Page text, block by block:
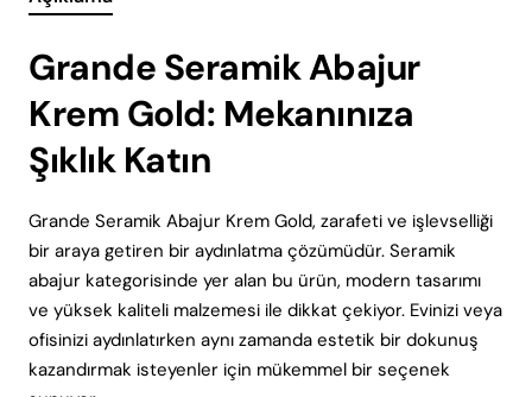
Grande Seramik Abajur
Krem Gold: Mekanınıza
Şıklık Katın
Grande Seramik Abajur Krem Gold, zarafeti ve işlevselliği
bir araya getiren bir aydınlatma çözümüdür. Seramik
abajur kategorisinde yer alan bu ürün, modern tasarımı
ve yüksek kaliteli malzemesi ile dikkat çekiyor. Evinizi veya
ofisinizi aydınlatırken aynı zamanda estetik bir dokunuş
kazandırmak isteyenler için mükemmel bir seçenek